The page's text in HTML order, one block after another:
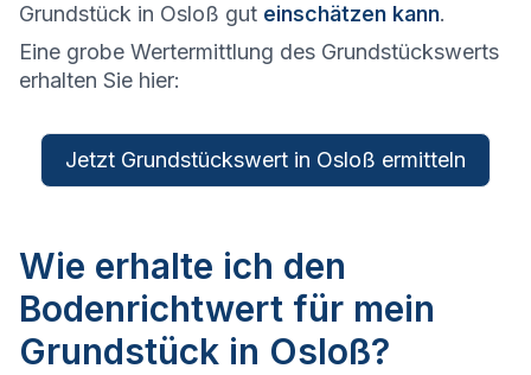
Grundstück in Osloß gut einschätzen kann.
Eine grobe Wertermittlung des Grundstückswerts
erhalten Sie hier:
Jetzt Grundstückswert in Osloß ermitteln
Wie erhalte ich den
Bodenrichtwert für mein
Grundstück in Osloß?